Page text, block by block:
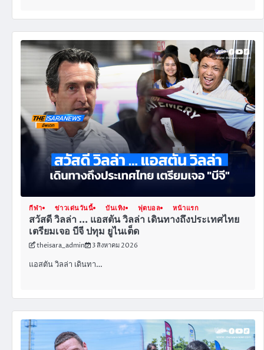
กีฬา ข่าวเด่นวันนี้ บันเทิง ฟุตบอล หน้าแรก
สวัสดี วิลล่า … แอสตัน วิลล่า เดินทางถึงประเทศไทย
เตรียมเจอ บีจี ปทุม ยูไนเต็ด
theisara_admin 3 สิงหาคม 2026
แอสตัน วิลล่า เดินทา…